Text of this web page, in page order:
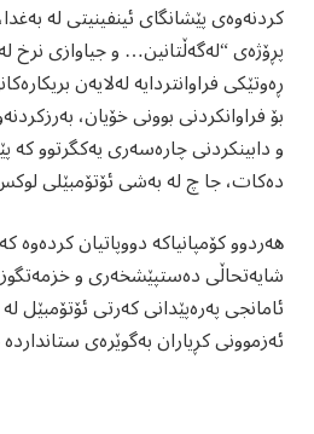
کردنەوەی پێشانگای ئینفینیتی لە
پڕۆژەی “لەگەڵتانین‌… و جیاوازی نرخ
ڕەوتێکی فراوانتردایە لەلایەن
بۆ فراوانکردنی بوونی خۆیان،
و دابینکردنی چارەسەری یەکگرتوو کە
دەکات، جا چ لە بەشی ئۆتۆمبێلی
هەردوو کۆمپانیاکە دووپاتیان کردەوە
شایەتحاڵی دەستپێشخەری و
ئامانجی پەرەپێدانی کەرتی ئۆتۆمبێل
ئەزموونی کڕیاران بەگوێرەی